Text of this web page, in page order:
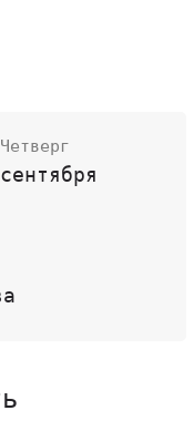
Четверг
сентября